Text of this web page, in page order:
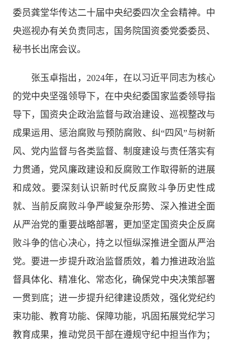
委员龚堂华传达二十届中央纪委四次全会精神。中
央巡视办有关负责同志，国务院国资委党委委员、
秘书长出席会议。
张玉卓指出， 2024年，在以习近平同志为核心
的党中央坚强领导下，在中央纪委国家监委领导指
导下，国资央企政治监督与政治建设、巡视整改与
成果运用、惩治腐败与预防腐败、纠“四风”与树新
风、党内监督与各类监督、制度建设与责任落实有
力贯通，党风廉政建设和反腐败工作取得新的进展
和成效。要深刻认识新时代反腐败斗争历史性成
就、当前反腐败斗争严峻复杂形势、深入推进全面
从严治党的重要战略部署，更加坚定国资央企反腐
败斗争的信心决心，持之以恒纵深推进全面从严治
党。要进一步提升政治监督质效，着力推进政治监
督具体化、精准化、常态化，确保党中央决策部署
一贯到底；进一步提升纪律建设质效，强化党纪约
束功能、教育功能、保障功能，巩固拓展党纪学习
教育成果，推动党员干部在遵规守纪中担当作为；